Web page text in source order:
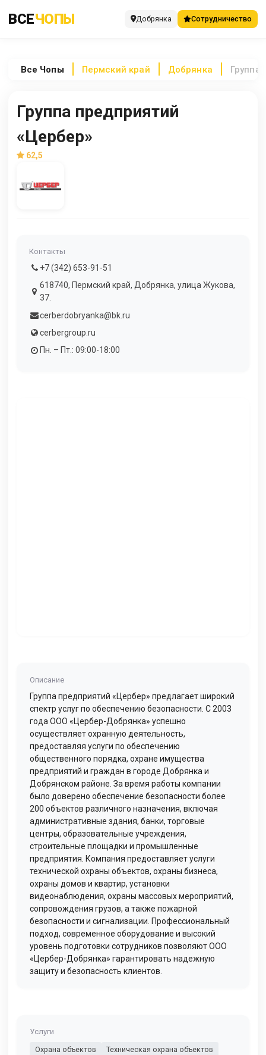
ВСЕЧОПЫ Добрянка Сотрудничество
Все Чопы Пермский край Добрянка Группа
Группа предприятий
«Цербер»
62,5
Контакты
+7 (342) 653-91-51
618740, Пермский край, Добрянка, улица Жукова,
37.
cerberdobryanka@bk.ru
cerbergroup.ru
Пн. – Пт.: 09:00-18:00
Описание
Группа предприятий «Цербер» предлагает широкий
спектр услуг по обеспечению безопасности. С 2003
года ООО «Цербер-Добрянка» успешно
осуществляет охранную деятельность,
предоставляя услуги по обеспечению
общественного порядка, охране имущества
предприятий и граждан в городе Добрянка и
Добрянском районе. За время работы компании
было доверено обеспечение безопасности более
200 объектов различного назначения, включая
административные здания, банки, торговые
центры, образовательные учреждения,
строительные площадки и промышленные
предприятия. Компания предоставляет услуги
технической охраны объектов, охраны бизнеса,
охраны домов и квартир, установки
видеонаблюдения, охраны массовых мероприятий,
сопровождения грузов, а также пожарной
безопасности и сигнализации. Профессиональный
подход, современное оборудование и высокий
уровень подготовки сотрудников позволяют ООО
«Цербер-Добрянка» гарантировать надежную
защиту и безопасность клиентов.
Услуги
Охрана объектов
Техническая охрана объектов